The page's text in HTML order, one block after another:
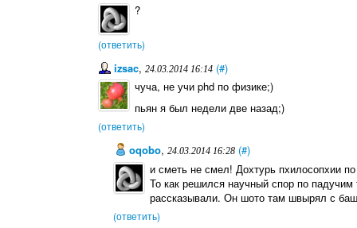
?
(ответить)
izsac, 24.03.2014 16:14 (#)
чуча, не учи phd по физике;)
пьян я был недели две назад;)
(ответить)
oqobo,24.03.2014 16:28 (#)
и сметь не смел! Дохтурь пхилосопхии
То как решился научный спор по
рассказывали. Он шото там швырял с
(ответить)